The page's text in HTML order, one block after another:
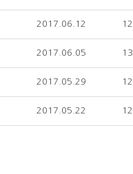
2017.06.12
2017.06.05
2017.05.29
2017.05.22